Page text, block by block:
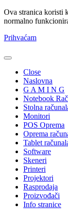
Ova stranica koristi
normalno
Prihvaćam
Close
Naslovna
G A M I N G
Notebook
Stolna
Monitori
POS Oprema
Oprema
Tablet
Software
Skeneri
Printeri
Projektori
Rasprodaja
Proizvođači
Info stranice